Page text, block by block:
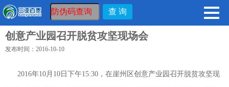
创意产业园召开脱贫攻坚现场会
发布时间：2016-10-10
2016年10月10日下午15:30，在崖州区创意产业园召开脱贫攻坚现